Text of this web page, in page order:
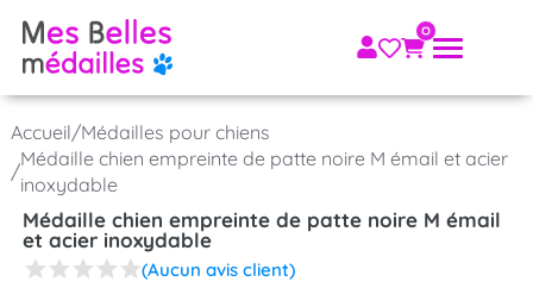
Accueil/Médailles pour chiens
/
Médaille chien empreinte de patte noire M émail et acier
inoxydable
Médaille chien empreinte de patte noire M émail
et acier inoxydable
(Aucun avis client)